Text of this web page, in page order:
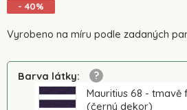
- 40%
Vyrobeno na míru podle zadaných
Barva látky:
Mauritius 68 - tmavě
(černý dekor)